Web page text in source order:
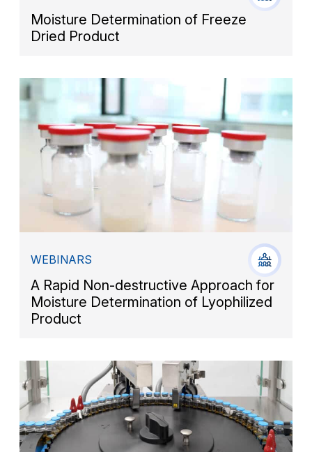
Moisture Determination of Freeze
Dried Product
WEBINARS
A Rapid Non-destructive Approach for
Moisture Determination of Lyophilized
Product